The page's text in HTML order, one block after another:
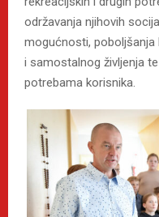
održavanja njihovih
mogućnosti, poboljšanja
i samostalnog življenja
potrebama korisnika.